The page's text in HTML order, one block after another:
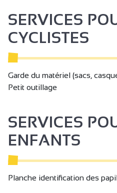
SERVICES
CYCLISTES
Garde du matériel (sacs,
Petit outillage
SERVICES
ENFANTS
Planche identification des